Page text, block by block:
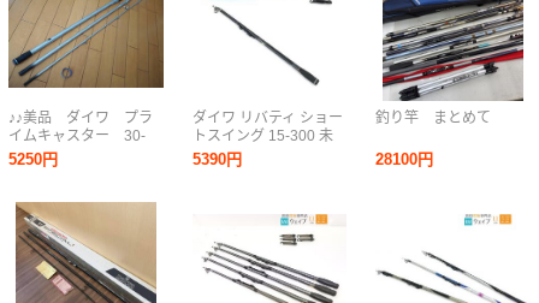
♪♪美品 ダイワ プラ
イムキャスター 30-
405 並継♪♪
5250円
ダイワ リバティ ショー
トスイング 15-300 未
使用品
5390円
釣り竿 まとめて
28100円